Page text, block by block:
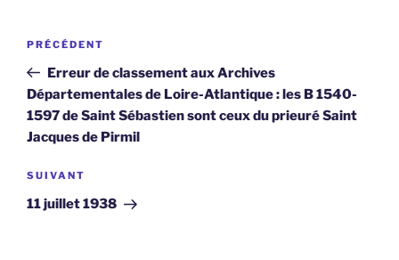
Navigation
l’article
Article
précédent
PRÉCÉDENT
Erreur de classement aux Archives
Départementales de Loire-Atlantique : les B 1540-
1597 de Saint Sébastien sont ceux du prieuré Saint
Jacques de Pirmil
Article
suivant
SUIVANT
11 juillet 1938